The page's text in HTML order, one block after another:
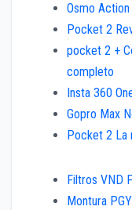
Osmo
Pocket 2
pocket 2 +
completo
Insta 360
Gopro Max
Pocket 2 La
Filtros VND
Montura